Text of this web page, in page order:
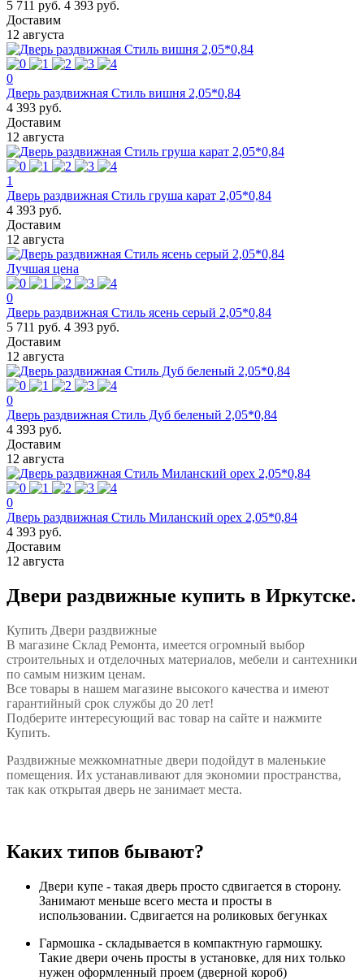
5 711 руб. 4 393 руб.
Доставим
12 августа
0
Дверь раздвижная Стиль вишня 2,05*0,84
4 393 руб.
Доставим
12 августа
1
Дверь раздвижная Стиль груша карат 2,05*0,84
4 393 руб.
Доставим
12 августа
Лучшая цена
0
Дверь раздвижная Стиль ясень серый 2,05*0,84
5 711 руб. 4 393 руб.
Доставим
12 августа
0
Дверь раздвижная Стиль Дуб беленый 2,05*0,84
4 393 руб.
Доставим
12 августа
0
Дверь раздвижная Стиль Миланский орех 2,05*0,84
4 393 руб.
Доставим
12 августа
Двери раздвижные купить в Иркутске.
Купить Двери раздвижные
В магазине Склад Ремонта, имеется огромный выбор
строительных и отделочных материалов, мебели и сантехники
по самым низким ценам.
Все товары в нашем магазине высокого качества и имеют
гарантийный срок службы до 20 лет!
Подберите интересующий вас товар на сайте и нажмите
Купить.
Раздвижные межкомнатные двери подойдут в маленькие
помещения. Их устанавливают для экономии пространства,
так как открытая дверь не занимает места.
Каких типов бывают?
Двери купе - такая дверь просто сдвигается в сторону.
Занимают меньше всего места и просты в
использовании. Сдвигается на роликовых бегунках
Гармошка - складывается в компактную гармошку.
Такие двери очень просты в установке, для них только
нужен оформленный проем (дверной короб)